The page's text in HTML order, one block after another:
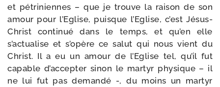
et pétri­niennes – que je trouve la rai­son de son
amour pour l’Eglise, puisque l’Eglise, c’est Jésus-​
Christ conti­nué dans le temps, et qu’en elle
s’actualise et s’opère ce salut qui nous vient du
Christ. Il a eu un amour de l’Eglise tel, qu’il fut
capable d’accepter sinon le mar­tyr phy­sique – il
ne lui fut pas deman­dé -, du moins un mar­tyr